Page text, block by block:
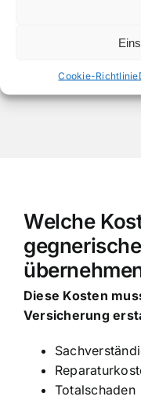
Cookie-Richtlinie
Welche
Diese Kosten
Versicherung
Totalschaden